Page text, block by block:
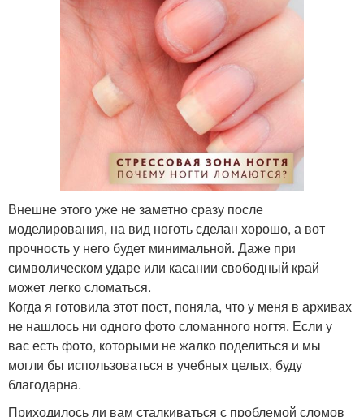
Внешне этого уже не заметно сразу после
моделирования, на вид ноготь сделан хорошо, а вот
прочность у него будет минимальной. Даже при
символическом ударе или касании свободный край
может легко сломаться.
Когда я готовила этот пост, поняла, что у меня в архивах
не нашлось ни одного фото сломанного ногтя. Если у
вас есть фото, которыми не жалко поделиться и мы
могли бы использоваться в учебных целых, буду
благодарна.
Приходилось ли вам сталкиваться с проблемой сломов